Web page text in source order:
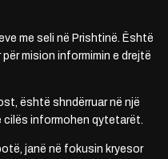
me seli në Prishtinë. Është
mision informimin e drejtë
është shndërruar në një
cilës informohen qytetarët.
janë në fokusin kryesor